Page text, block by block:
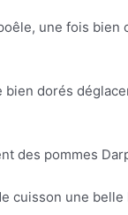
une fois bien
bien dorés
des pommes
cuisson une belle